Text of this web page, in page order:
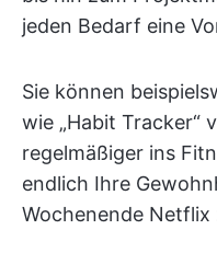
jeden Bedarf eine
Sie können
wie „Habit Tracker“
regelmäßiger ins
endlich Ihre
Wochenende Netflix